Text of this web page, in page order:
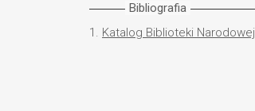
Bibliografia
1. Katalog Biblioteki Narodowej